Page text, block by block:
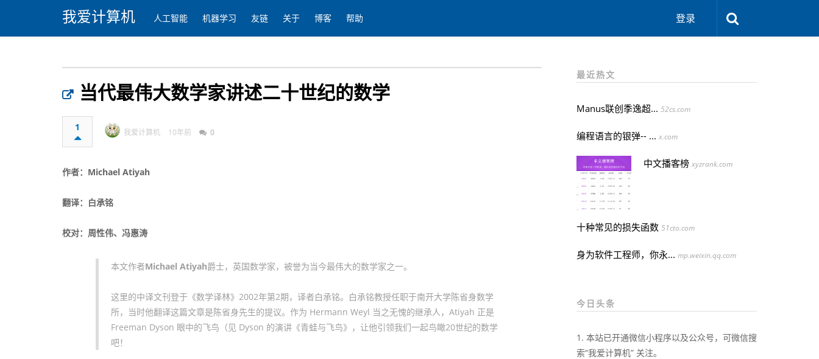
我爱计算机 人工智能 机器学习 友链 关于 博客 帮助 登录
当代最伟大数学家讲述二十世纪的数学
1 我爱计算机 10年前 0
作者：Michael Atiyah
翻译：白承铭
校对：周性伟、冯惠涛
本文作者Michael Atiyah爵士，英国数学家，被誉为当今最伟大的数学家之一。
这里的中译文刊登于《数学译林》2002年第2期，译者白承铭。白承铭教授任职于南开大学陈省身数学
所，当时他翻译这篇文章是陈省身先生的提议。作为 Hermann Weyl 当之无愧的继承人，Atiyah 正是
Freeman Dyson 眼中的飞鸟（见 Dyson 的演讲《青蛙与飞鸟》，让他引领我们一起鸟瞰20世纪的数学
吧！
最近热文
Manus联创季逸超... 52cs.com
编程语言的银弹-- ... x.com
中文播客榜 xyzrank.com
十种常见的损失函数 51cto.com
身为软件工程师，你永... mp.weixin.qq.com
今日头条
1. 本站已开通微信小程序以及公众号，可微信搜
索“我爱计算机” 关注。